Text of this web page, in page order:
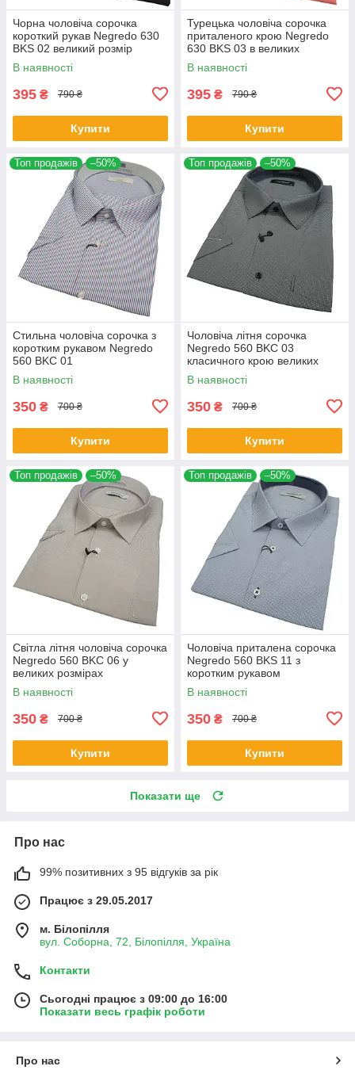
Чорна чоловіча сорочка
короткий рукав Negredo 630
BKS 02 великий розмір
В наявності
395 ₴ 790 ₴
Купити
Турецька чоловіча сорочка
приталеного крою Negredo
630 BKS 03 в великих
розмірах
В наявності
395 ₴ 790 ₴
Купити
Топ продажів –50%
Стильна чоловіча сорочка з
коротким рукавом Negredo
560 BKC 01
В наявності
350 ₴ 700 ₴
Купити
Топ продажів –50%
Чоловіча літня сорочка
Negredo 560 BKC 03
класичного крою великих
розмірів
В наявності
350 ₴ 700 ₴
Купити
Топ продажів –50%
Світла літня чоловіча сорочка
Negredo 560 BKC 06 у
великих розмірах
В наявності
350 ₴ 700 ₴
Купити
Топ продажів –50%
Чоловіча приталена сорочка
Negredo 560 BKS 11 з
коротким рукавом
В наявності
350 ₴ 700 ₴
Купити
Показати ще
Про нас
99% позитивних з 95 відгуків за рік
Працює з 29.05.2017
м. Білопілля
вул. Соборна, 72, Білопілля, Україна
Контакти
Сьогодні працює з 09:00 до 16:00
Показати весь графік роботи
Про нас